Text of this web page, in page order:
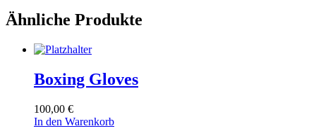
Ähnliche Produkte
Boxing Gloves
100,00 €
In den Warenkorb